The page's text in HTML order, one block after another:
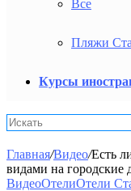
Все
Пляжи
Курсы
Главная/Видео/Есть
видами на городские
ВидеоОтелиОтели